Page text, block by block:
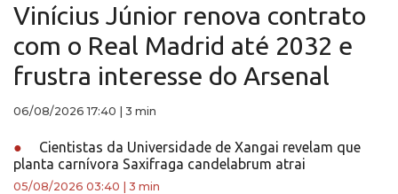
Vinícius Júnior renova contrato
com o Real Madrid até 2032 e
frustra interesse do Arsenal
06/08/2026 17:40 3 min
●
Cientistas da Universidade de Xangai revelam que
planta carnívora Saxifraga candelabrum atrai
05/08/2026 03:40 3 min